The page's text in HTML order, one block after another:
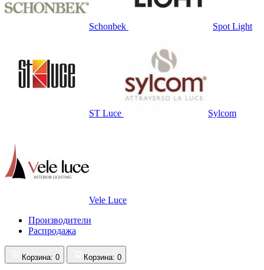
Schonbek Spot Light
ST Luce Sylcom
Vele Luce
Производители
Распродажа
Корзина: 0 Корзина: 0